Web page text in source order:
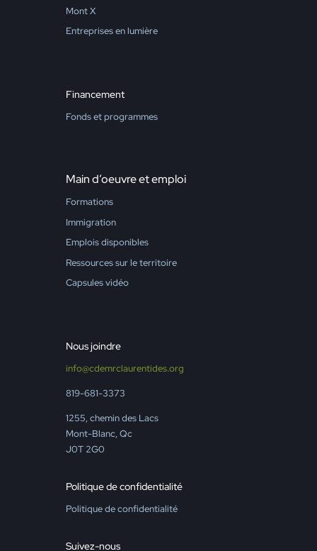
Mont X
Entreprises en lumière
Financement
Fonds et programmes
Main d’oeuvre et emploi
Formations
Immigration
Emplois disponibles
Ressources sur le territoire
Capsules vidéo
Nous joindre
info@cdemrclaurentides.org
819-681-3373
1255, chemin des Lacs
Mont-Blanc, Qc
J0T 2G0
Politique de confidentialité
Politique de confidentialité
Suivez-nous